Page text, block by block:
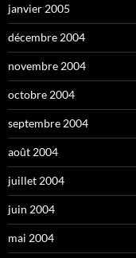
janvier 2005
décembre 2004
novembre 2004
octobre 2004
septembre 2004
août 2004
juillet 2004
juin 2004
mai 2004